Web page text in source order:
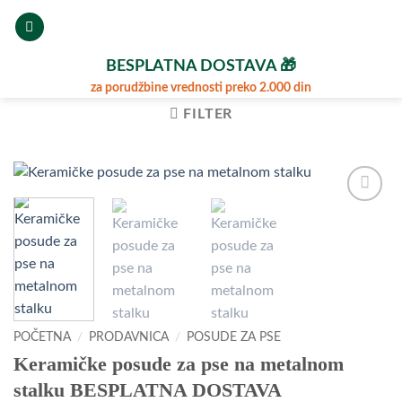
Preskoči
BESPLATNA DOSTAVA 🎁
za porudžbine vrednosti preko 2.000 din
FILTER
POČETNA / PRODAVNICA / POSUDE ZA PSE
Keramičke posude za pse na metalnom
stalku BESPLATNA DOSTAVA